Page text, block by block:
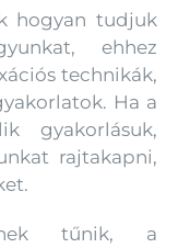
hogyan tudjuk
ehhez
technikák,
Ha a
gyakorlásuk,
rajtakapni,
tűnik, a